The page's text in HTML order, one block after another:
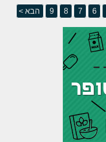
6
7
8
9 הבא >